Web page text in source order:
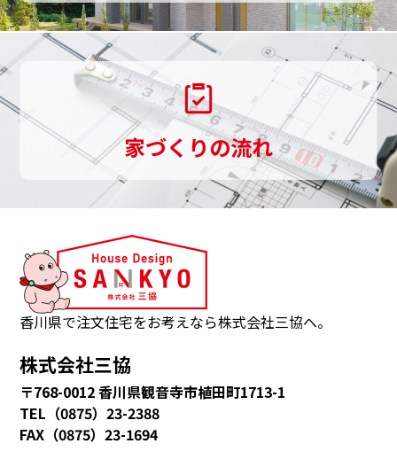
手
し
協
は、
観
音
市・
多
度
津
家づくりの流れ
香川県で注文住宅をお考えなら株式会社三協へ。
株式会社三協
〒768-0012 香川県観音寺市植田町1713-1
TEL（0875）23-2388
FAX（0875）23-1694